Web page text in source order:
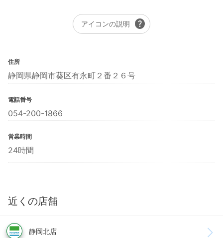
アイコンの説明 help
住所
静岡県静岡市葵区有永町２番２６号
電話番号
054-200-1866
営業時間
24時間
近くの店舗
静岡北店